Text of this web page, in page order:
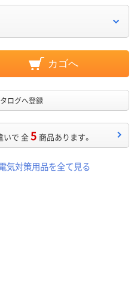
カゴへ
ログへ登録
いで 全5 商品あります。
気対策用品を全て見る